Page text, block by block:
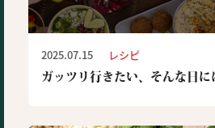
2025.07.15 レシピ
ガッツリ行きたい、そんな日に